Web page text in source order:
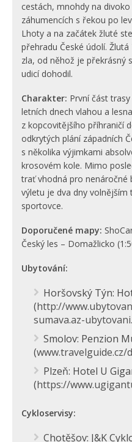
cestách, mnohdy na
záhumencích s řekou po
Lhoty a na začátek žluté
přehradu České údolí.
zla, od něhož je překrásný
udicí dohodil.
Charakter: První část
letních dnech vlahou a
z kopcovitějšího příhraničí
odkrytých plání západních
s několika výjimkami
krosovém kole. Mimo
trať vhodná pro nenáročné
výletu je dva dny
sportovce.
Doporučené mapy:
Český les – Domažlicko
Ubytování:
Horšovský Týn:
(http://
sumava.az-
Smolov: Penzion
(www.travelguide.cz/
Plzeň: Hotel U
(https://
Cykloservisy:
Chotěšov: J&K